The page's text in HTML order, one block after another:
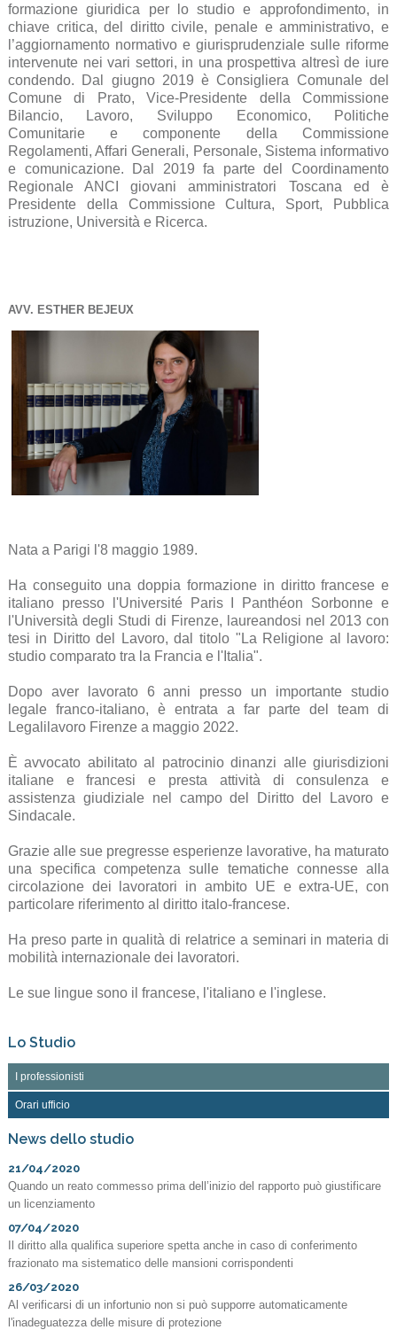
formazione giuridica per lo studio e approfondimento, in
chiave critica, del diritto civile, penale e amministrativo, e
l’aggiornamento normativo e giurisprudenziale sulle riforme
intervenute nei vari settori, in una prospettiva altresì de iure
condendo. Dal giugno 2019 è Consigliera Comunale del
Comune di Prato, Vice-Presidente della Commissione
Bilancio, Lavoro, Sviluppo Economico, Politiche
Comunitarie e componente della Commissione
Regolamenti, Affari Generali, Personale, Sistema informativo
e comunicazione. Dal 2019 fa parte del Coordinamento
Regionale ANCI giovani amministratori Toscana ed è
Presidente della Commissione Cultura, Sport, Pubblica
istruzione, Università e Ricerca.
AVV. ESTHER BEJEUX
Nata a Parigi l'8 maggio 1989.
Ha conseguito una doppia formazione in diritto francese e
italiano presso l'Université Paris I Panthéon Sorbonne e
l'Università degli Studi di Firenze, laureandosi nel 2013 con
tesi in Diritto del Lavoro, dal titolo "La Religione al lavoro:
studio comparato tra la Francia e l'Italia".
Dopo aver lavorato 6 anni presso un importante studio
legale franco-italiano, è entrata a far parte del team di
Legalilavoro Firenze a maggio 2022.
È avvocato abilitato al patrocinio dinanzi alle giurisdizioni
italiane e francesi e presta attività di consulenza e
assistenza giudiziale nel campo del Diritto del Lavoro e
Sindacale.
Grazie alle sue pregresse esperienze lavorative, ha maturato
una specifica competenza sulle tematiche connesse alla
circolazione dei lavoratori in ambito UE e extra-UE, con
particolare riferimento al diritto italo-francese.
Ha preso parte in qualità di relatrice a seminari in materia di
mobilità internazionale dei lavoratori.
Le sue lingue sono il francese, l'italiano e l'inglese.
Lo Studio
I professionisti
Orari ufficio
News dello studio
21/04/2020
Quando un reato commesso prima dell’inizio del rapporto può giustificare
un licenziamento
07/04/2020
Il diritto alla qualifica superiore spetta anche in caso di conferimento
frazionato ma sistematico delle mansioni corrispondenti
26/03/2020
Al verificarsi di un infortunio non si può supporre automaticamente
l'inadeguatezza delle misure di protezione